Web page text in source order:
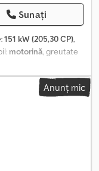
Sunați
151 kW (205,30 CP),
motorină, greutate
emisii:Euro 5, număr
ABS, aer condiționat,
2,70 m *
7490 kg * Sarcina
informațiile sunt
Anunț mic